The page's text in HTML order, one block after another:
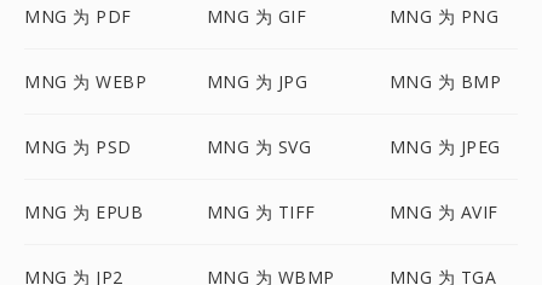
MNG 为 PDF MNG 为 GIF MNG 为 PNG
MNG 为 WEBP MNG 为 JPG MNG 为 BMP
MNG 为 PSD MNG 为 SVG MNG 为 JPEG
MNG 为 EPUB MNG 为 TIFF MNG 为 AVIF
MNG 为 JP2 MNG 为 WBMP MNG 为 TGA